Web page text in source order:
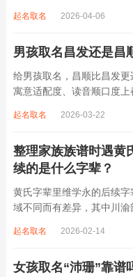
急促的鼓点，这类音频本身
起名取名 2026-04-06
男孩取名昌发还是昌
给男孩取名，昌顺比昌发更
寓意适配度、读音顺口度
离叫名字时辨识度不高。昌
起名取名 2026-03-22
整理家族族谱时遇黄
续的是什么字辈？
黄氏字辈里维学永的后续
域不同而有差异，其中川
某支系的续修字辈，在安岳
起名取名 2026-02-14
女孩取名“沛珊”靠谱